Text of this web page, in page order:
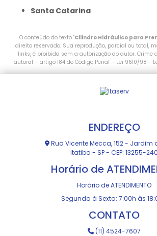
Santa Catarina
O conteúdo do texto "Cilindro Hidráulico para
direito reservado. Sua reprodução, parcial ou total,
links, é proibida sem a autorização do autor. Crime
autoral – artigo 184 do Código Penal – Lei 9610/98 -
ENDEREÇO
Rua Vicente Mecca, 152 - Jardim
Itatiba - SP - CEP: 13255-240
Horário de
Horário de ATENDIMENTO
Segunda à Sexta: 7:00h às
CONTATO
(11) 4524-7607